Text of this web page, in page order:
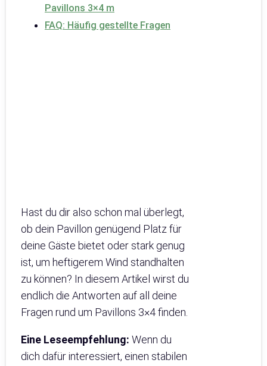
Pavillons 3×4 m
FAQ: Häufig gestellte Fragen
Hast du dir also schon mal überlegt,
ob dein Pavillon genügend Platz für
deine Gäste bietet oder stark genug
ist, um heftigerem Wind standhalten
zu können? In diesem Artikel wirst du
endlich die Antworten auf all deine
Fragen rund um Pavillons 3×4 finden.
Eine Leseempfehlung: Wenn du
dich dafür interessiert, einen stabilen